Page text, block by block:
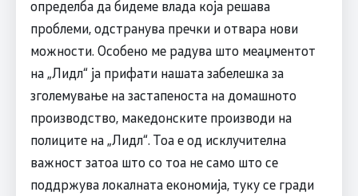
определба да бидеме влада која решава
проблеми, одстранува пречки и отвара нови
можности. Особено ме радува што меаџментот
на „Лидл“ ја прифати нашата забелешка за
зголемување на застапеноста на домашното
производство, македонските производи на
полиците на „Лидл“. Тоа е од исклучителна
важност затоа што со тоа не само што се
поддржува локалната економија, туку се гради